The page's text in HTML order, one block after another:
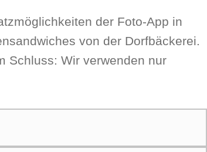
der Foto-App in
von der Dorf­bäcke­rei.
Schluss: Wir ver­wen­den nur